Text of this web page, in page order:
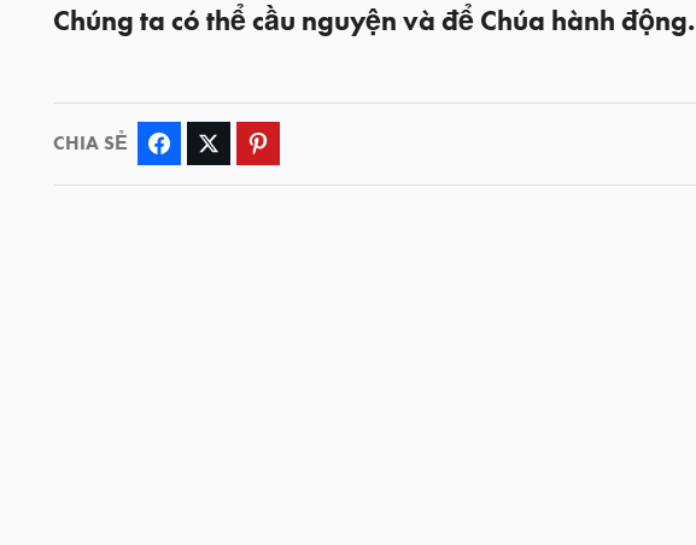
Chúng ta có thể cầu nguyện và để Chúa hành động.
CHIA SẺ Facebook Twitter